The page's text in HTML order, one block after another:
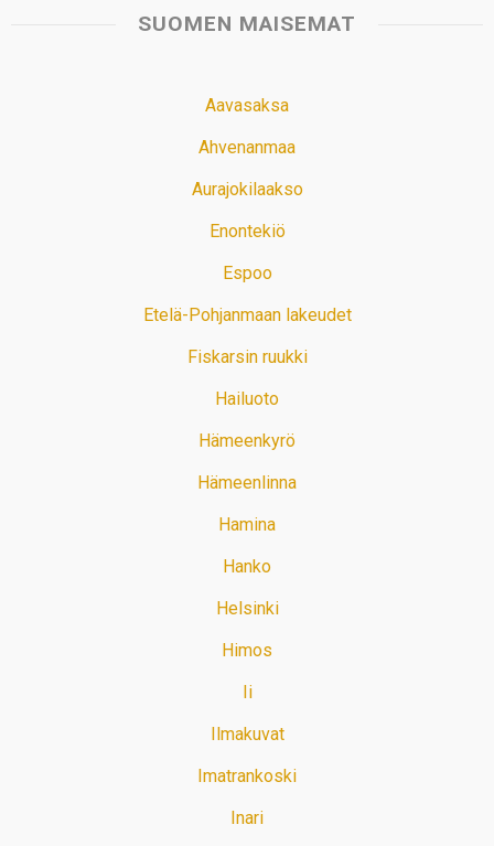
SUOMEN MAISEMAT
Aavasaksa
Ahvenanmaa
Aurajokilaakso
Enontekiö
Espoo
Etelä-Pohjanmaan lakeudet
Fiskarsin ruukki
Hailuoto
Hämeenkyrö
Hämeenlinna
Hamina
Hanko
Helsinki
Himos
Ii
Ilmakuvat
Imatrankoski
Inari